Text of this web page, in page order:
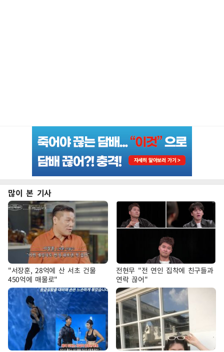
많이 본 기사
"서장훈, 28억에 산 서초 건물
450억에 매물로"
전현무 "전 연인 집착에 친구들과
연락 끊어"